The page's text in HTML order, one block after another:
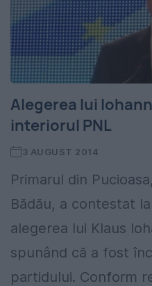
Alegerea lui
interiorul PNL
3 AUGUST 2014
Primarul din
Bădău, a contestat
alegerea lui Klaus
spunând că a fost
partidului. Conform